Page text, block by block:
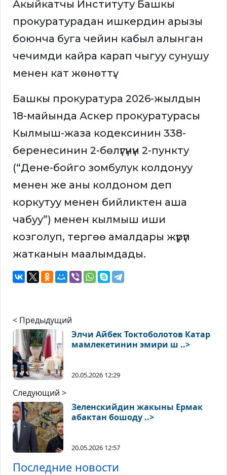
Акыйкатчы Институту Башкы
прокуратурадан ишкердин арызы
боюнча буга чейин кабыл алынган
чечимди кайра карап чыгуу сунушу
менен кат жөнөттү.
Башкы прокуратура 2026-жылдын
18-майында Аскер прокуратурасы
Кылмыш-жаза кодексинин 338-
беренесинин 2-бөлүгүнүн 2-пункту
(“Дене-бойго зомбулук колдонуу
менен же аны колдоном деп
коркутуу менен бийликтен аша
чабуу”) менен кылмыш иши
козголуп, тергөө амалдары жүрүп
жатканын маалымдады.
< Предыдущий
Элчи Айбек Токтоболотов Катар
мамлекетинин эмири ш ..>
20.05.2026 12:29
Следующий >
Зеленскийдин жакыны Ермак
абактан бошоду ..>
20.05.2026 12:57
Последние новости